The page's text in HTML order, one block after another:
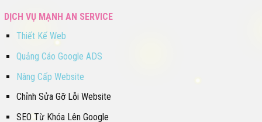
DỊCH VỤ MẠNH AN SERVICE
Thiết Kế Web
Quảng Cáo Google ADS
Nâng Cấp Website
Chỉnh Sửa Gỡ Lỗi Website
SEO Từ Khóa Lên Google